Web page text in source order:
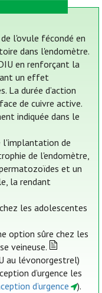
l'ovule fécondé en
dans l'endomètre.
en renforçant la
un effet
La durée d’action
de cuivre active.
indiquée dans le
l'implantation de
de l'endomètre,
et un
la rendant
les adolescentes
option sûre chez les
veineuse.
au lévonorgestrel)
d’urgence les
d’urgence ).